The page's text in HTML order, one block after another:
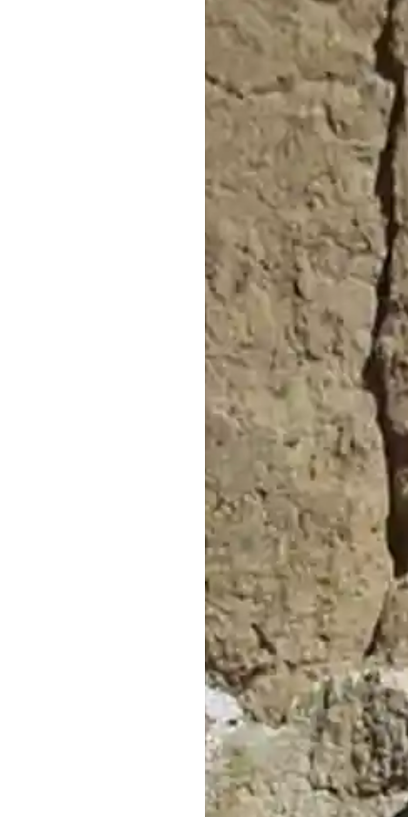
Acepto
Legal,
El
Uceda
Dirección:
Código
Uceda,
Email:
Teléfono:
Horario:
13:00
Página